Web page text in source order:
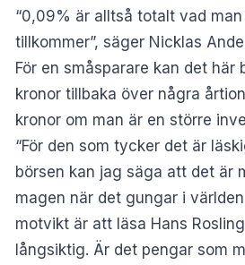
“0,09% är alltså totalt vad
tillkommer”, säger Nicklas
För en småsparare kan det här
kronor tillbaka över några
kronor om man är en större
“För den som tycker det är
börsen kan jag säga att det är
magen när det gungar i
motvikt är att läsa Hans
långsiktig. Är det pengar som